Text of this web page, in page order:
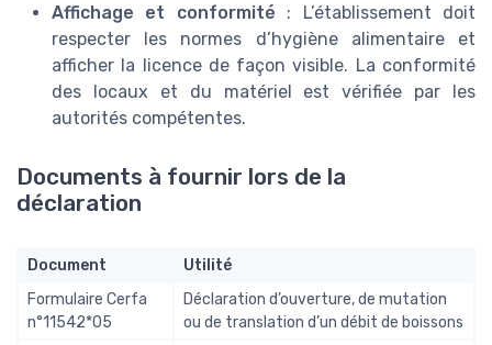
Affichage et conformité : L’établissement doit
respecter les normes d’hygiène alimentaire et
afficher la licence de façon visible. La conformité
des locaux et du matériel est vérifiée par les
autorités compétentes.
Documents à fournir lors de la
déclaration
Document
Utilité
Formulaire Cerfa
n°11542*05
Déclaration d’ouverture, de mutation
ou de translation d’un débit de boissons